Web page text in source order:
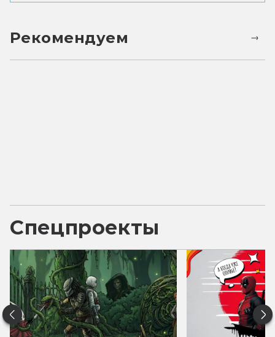
Рекомендуем
Спецпроекты